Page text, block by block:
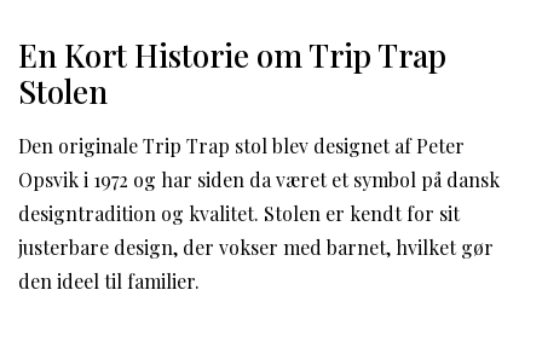
En Kort Historie om Trip Trap
Stolen
Den originale Trip Trap stol blev designet af Peter
Opsvik i 1972 og har siden da været et symbol på dansk
designtradition og kvalitet. Stolen er kendt for sit
justerbare design, der vokser med barnet, hvilket gør
den ideel til familier.